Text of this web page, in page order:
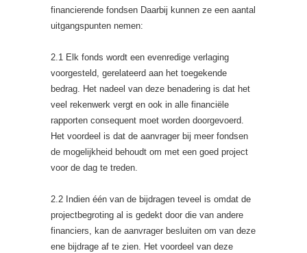
financierende fondsen Daarbij kunnen ze een aantal
uitgangspunten nemen:
2.1 Elk fonds wordt een evenredige verlaging
voorgesteld, gerelateerd aan het toegekende
bedrag. Het nadeel van deze benadering is dat het
veel rekenwerk vergt en ook in alle financiële
rapporten consequent moet worden doorgevoerd.
Het voordeel is dat de aanvrager bij meer fondsen
de mogelijkheid behoudt om met een goed project
voor de dag te treden.
2.2 Indien één van de bijdragen teveel is omdat de
projectbegroting al is gedekt door die van andere
financiers, kan de aanvrager besluiten om van deze
ene bijdrage af te zien. Het voordeel van deze